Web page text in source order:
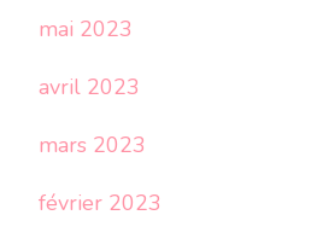
mai 2023
avril 2023
mars 2023
février 2023